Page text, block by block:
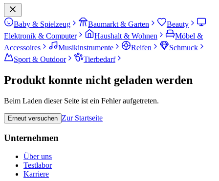
Baby & Spielzeug Baumarkt & Garten
Beauty
Elektronik & Computer
Haushalt & Wohnen
Möbel &
Accessoires
Musikinstrumente Reifen
Schmuck
Sport & Outdoor
Tierbedarf
Produkt konnte nicht geladen werden
Beim Laden dieser Seite ist ein Fehler aufgetreten.
Erneut versuchen Zur Startseite
Unternehmen
Über uns
Testlabor
Karriere